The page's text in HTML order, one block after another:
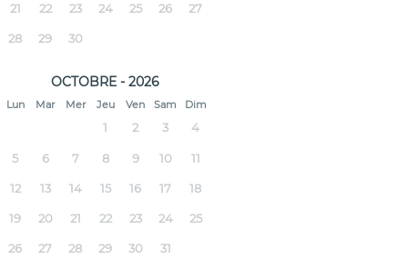
21 22 23 24 25 26 27
28 29 30
OCTOBRE - 2026
Lun Mar Mer Jeu Ven Sam Dim
1 2 3 4
5 6 7 8 9 10 11
12 13 14 15 16 17 18
19 20 21 22 23 24 25
26 27 28 29 30 31